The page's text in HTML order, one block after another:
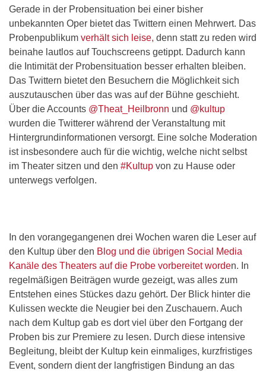
Gerade in der Probensituation bei einer bisher
unbekannten Oper bietet das Twittern einen Mehrwert. Das
Probenpublikum verhält sich leise, denn statt zu reden wird
beinahe lautlos auf Touchscreens getippt. Dadurch kann
die Intimität der Probensituation besser erhalten bleiben.
Das Twittern bietet den Besuchern die Möglichkeit sich
auszutauschen über das was auf der Bühne geschieht.
Über die Accounts @Theat_Heilbronn und @kultup
wurden die Twitterer während der Veranstaltung mit
Hintergrundinformationen versorgt. Eine solche Moderation
ist insbesondere auch für die wichtig, welche nicht selbst
im Theater sitzen und den #Kultup von zu Hause oder
unterwegs verfolgen.
In den vorangegangenen drei Wochen waren die Leser auf
den Kultup über den Blog und die übrigen Social Media
Kanäle des Theaters auf die Probe vorbereitet worden. In
regelmäßigen Beiträgen wurde gezeigt, was alles zum
Entstehen eines Stückes dazu gehört. Der Blick hinter die
Kulissen weckte die Neugier bei den Zuschauern. Auch
nach dem Kultup gab es dort viel über den Fortgang der
Proben bis zur Premiere zu lesen. Durch diese intensive
Begleitung, bleibt der Kultup kein einmaliges, kurzfristiges
Event, sondern dient der langfristigen Bindung an das